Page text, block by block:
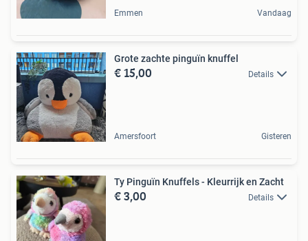
Emmen Vandaag
Grote zachte pinguïn knuffel
€ 15,00 Details
Amersfoort Gisteren
Ty Pinguïn Knuffels - Kleurrijk en Zacht
€ 3,00 Details